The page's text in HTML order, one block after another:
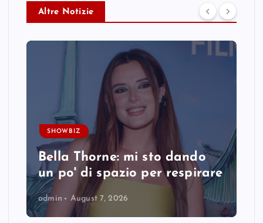
Altre Notizie
SHOWBIZ
Bella Thorne: mi sto dando
un po' di spazio per respirare
admin August 7, 2026